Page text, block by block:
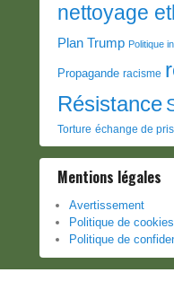
nettoyage
Plan Trump Politique
Propagande racisme
Résistance
Torture échange de
Mentions légales
Avertissement
Politique de
Politique de